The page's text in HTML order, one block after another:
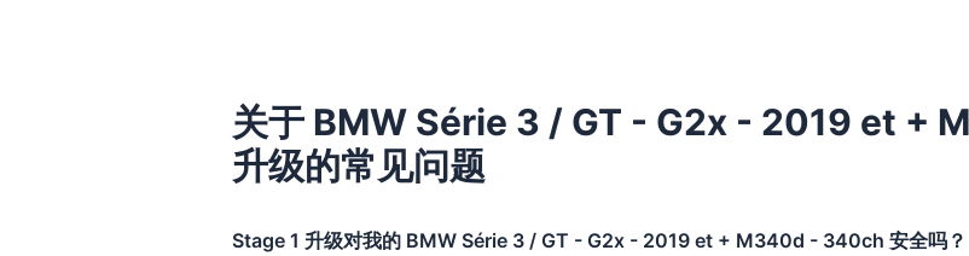
关于 BMW Série 3 / GT - G2x - 2019 et +
升级的常见问题
Stage 1 升级对我的 BMW Série 3 / GT - G2x - 2019 et + M340d - 340ch 安全吗？